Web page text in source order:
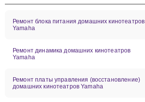
Ремонт блока питания домашних кинотеатров
Yamaha
Ремонт динамика домашних кинотеатров
Yamaha
Ремонт платы управления (восстановление)
домашних кинотеатров Yamaha